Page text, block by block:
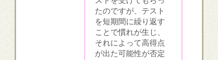
たのですが、テスト
を短期間に繰り返す
ことで慣れが生じ、
それによって高得点
が出た可能性が否定